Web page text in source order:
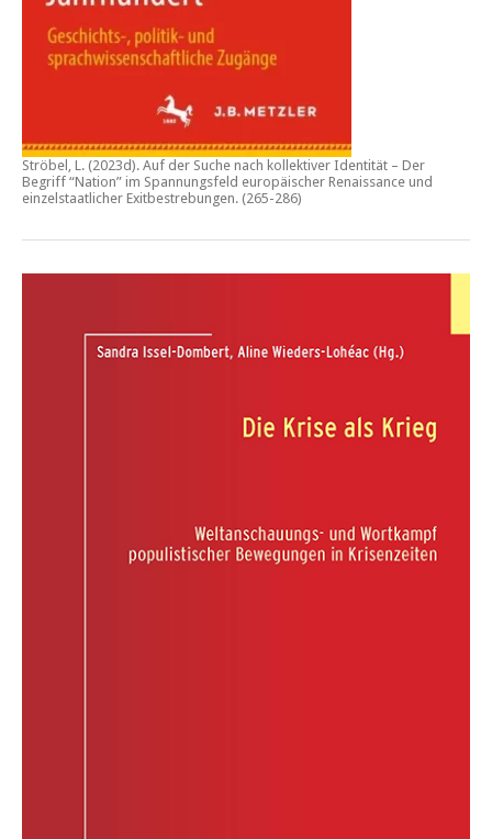
Ströbel, L. (2023d). Auf der Suche nach kollektiver Identität – Der
Begriff “Nation” im Spannungsfeld europäischer Renaissance und
einzelstaatlicher Exitbestrebungen. (265-286)